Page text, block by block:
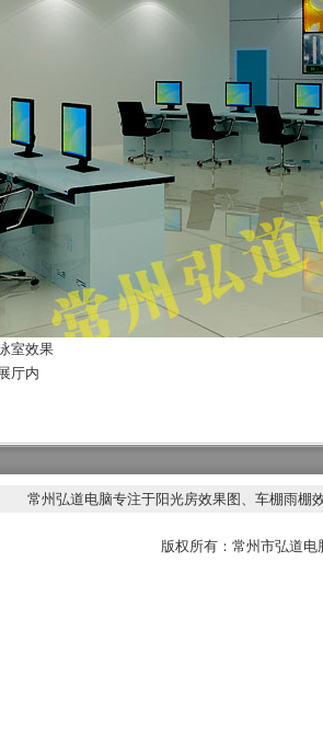
室效果
厅内
常州弘道电脑专注于阳光房效果图、车棚雨棚
版权所有：常州市弘道电